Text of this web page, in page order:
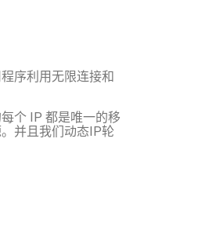
序利用无限连接和
个 IP 都是唯一的移
并且我们动态IP轮